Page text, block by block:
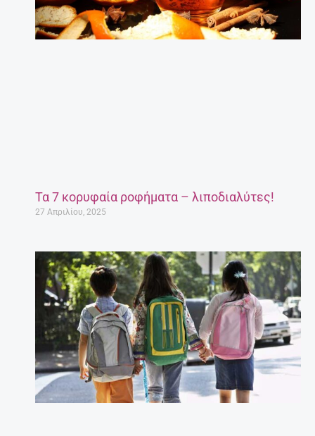
Τα 7 κορυφαία ροφήματα – λιποδιαλύτες!
27 Απριλίου, 2025